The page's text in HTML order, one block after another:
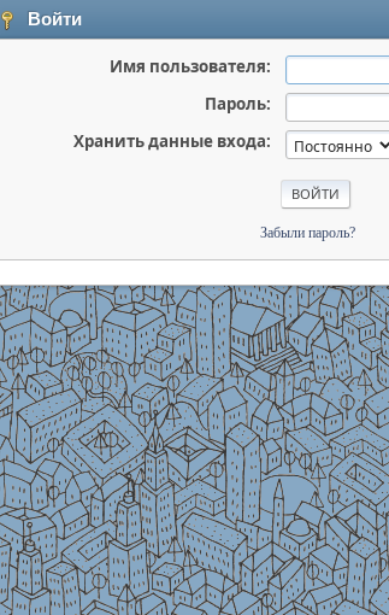
Войти
Имя пользователя:
Пароль:
Хранить данные входа:
Забыли пароль?